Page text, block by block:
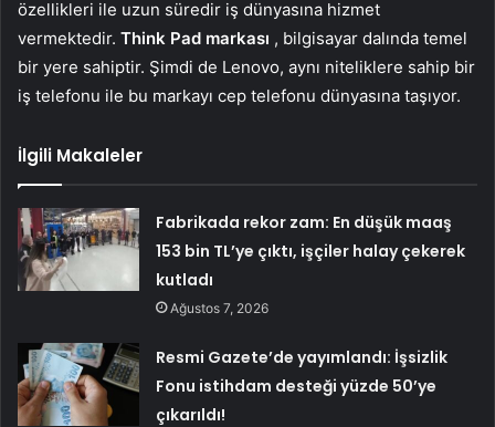
özellikleri ile uzun süredir iş dünyasına hizmet
vermektedir. Think Pad markası , bilgisayar dalında temel
bir yere sahiptir. Şimdi de Lenovo, aynı niteliklere sahip bir
iş telefonu ile bu markayı cep telefonu dünyasına taşıyor.
İlgili Makaleler
Fabrikada rekor zam: En düşük maaş
153 bin TL’ye çıktı, işçiler halay çekerek
kutladı
Ağustos 7, 2026
Resmi Gazete’de yayımlandı: İşsizlik
Fonu istihdam desteği yüzde 50’ye
çıkarıldı!